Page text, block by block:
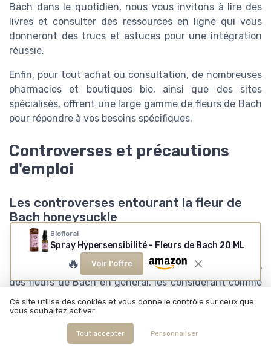
Bach dans le quotidien, nous vous invitons à lire des
livres et consulter des ressources en ligne qui vous
donneront des trucs et astuces pour une intégration
réussie.
Enfin, pour tout achat ou consultation, de nombreuses
pharmacies et boutiques bio, ainsi que des sites
spécialisés, offrent une large gamme de fleurs de Bach
pour répondre à vos besoins spécifiques.
Controverses et précautions
d'emploi
Les controverses entourant la fleur de
Bach honeysuckle
Comme tout produit naturel, la fleur de Bach
Honeysuckle n’est pas exempte de controverses.
Certains critiques remettent en question l'efficacité
des fleurs de Bach en général, les considérant comme
un simple effet placebo. Toutefois, plusieurs études et
avis clients montrent des résultats positifs, ce qui ne
met pas un terme à ce débat.
Biofloral
Spray Hypersensibilité - Fleurs de Bach 20 ML
🔥 Voir l'offre
Ce site utilise des cookies et vous donne le contrôle sur ceux que
vous souhaitez activer
Tout accepter Personnaliser